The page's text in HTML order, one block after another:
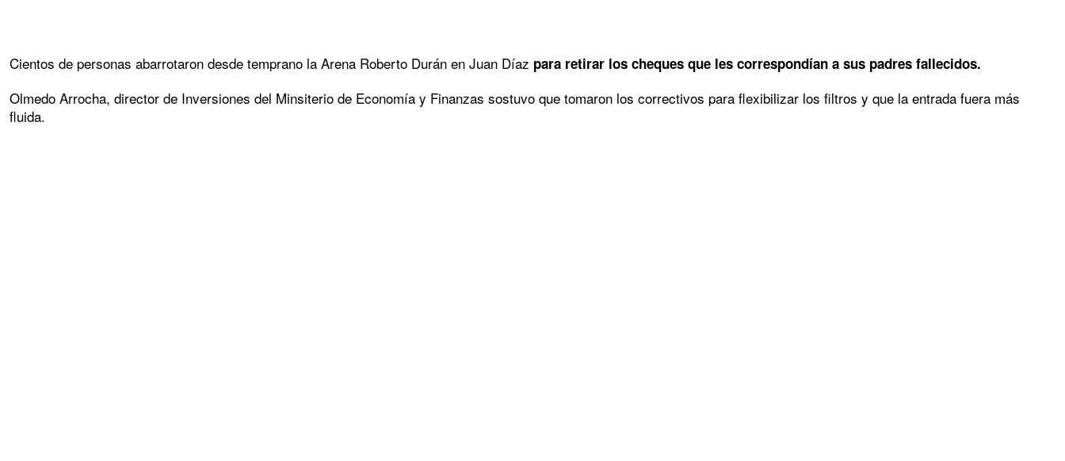
Cientos de personas abarrotaron desde temprano la Arena Roberto Durán en Juan Díaz para retirar los cheques que les correspondían a sus padres fallecidos.
Olmedo Arrocha, director de Inversiones del Minsiterio de Economía y Finanzas sostuvo que tomaron los correctivos para flexibilizar los filtros y que la entrada fuera más
fluida.